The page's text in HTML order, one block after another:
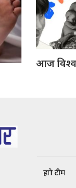
आज विश्व
हाम्रो टीम